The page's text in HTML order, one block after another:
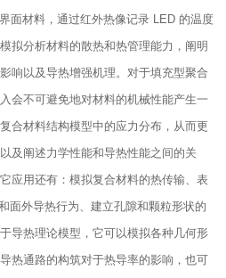
面材料，通过红外热像记录 LED 的温度
拟分析材料的散热和热管理能力，阐明
响以及导热增强机理。对于填充型聚合
会不可避免地对材料的机械性能产生一
合材料结构模型中的应力分布，从而更
及阐述力学性能和导热性能之间的关
应用还有：模拟复合材料的热传输、表
面外导热行为、建立孔隙和颗粒形状的
导热理论模型，它可以模拟各种几何形
热通路的构筑对于热导率的影响，也可